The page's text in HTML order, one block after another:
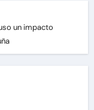
un impacto